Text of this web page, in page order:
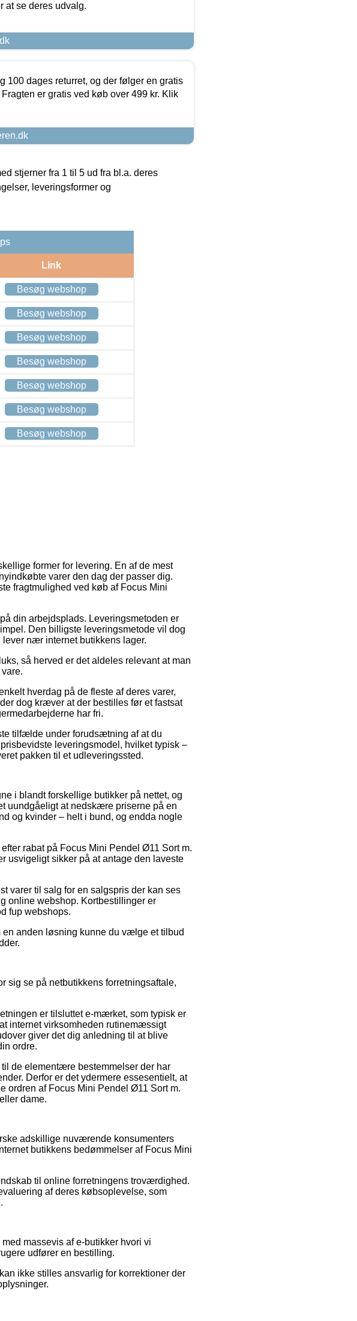
at se deres udvalg.
100 dages returret, og der følger en gratis
er gratis ved køb over 499 kr. Klik
stjerner fra 1 til 5 ud fra bl.a. deres
leveringsformer og
Link
Besøg webshop
Besøg webshop
Besøg webshop
Besøg webshop
Besøg webshop
Besøg webshop
Besøg webshop
former for levering. En af de mest
varer den dag der passer dig.
fragtmulighed ved køb af Focus Mini
din arbejdsplads. Leveringsmetoden er
Den billigste leveringsmetode vil dog
nær internet butikkens lager.
så herved er det aldeles relevant at man
hverdag på de fleste af deres varer,
dog kræver at der bestilles før et fastsat
har fri.
tilfælde under forudsætning af at du
leveringsmodel, hvilket typisk –
pakken til et udleveringssted.
i blandt forskellige butikker på nettet, og
uundgåeligt at nedskære priserne på en
og kvinder – helt i bund, og endda nogle
rabat på Focus Mini Pendel Ø11 Sort m.
usvigeligt sikker på at antage den laveste
varer til salg for en salgspris der kan ses
online webshop. Kortbestillinger er
fup webshops.
anden løsning kunne du vælge et tilbud
sig se på netbutikkens forretningsaftale,
er tilsluttet e-mærket, som typisk er
internet virksomheden rutinemæssigt
giver det dig anledning til at blive
ordre.
de elementære bestemmelser der har
Derfor er det ydermere essesentielt, at
ordren af Focus Mini Pendel Ø11 Sort m.
dame.
adskillige nuværende konsumenters
butikkens bedømmelser af Focus Mini
til online forretningens troværdighed.
af deres købsoplevelse, som
massevis af e-butikker hvori vi
udfører en bestilling.
ikke stilles ansvarlig for korrektioner der